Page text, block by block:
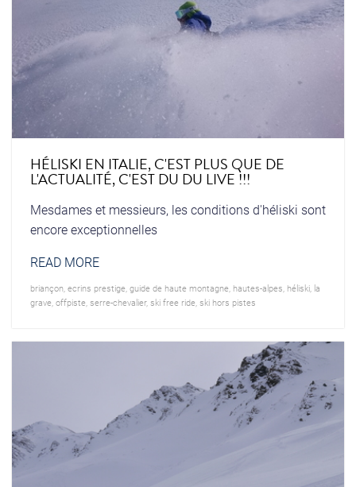
HÉLISKI EN ITALIE, C'EST PLUS QUE DE
L'ACTUALITÉ, C'EST DU DU LIVE !!!
Mesdames et messieurs, les conditions d'héliski sont
encore exceptionnelles
READ MORE
briançon ecrins prestige, guide de haute montagne, hautes-alpes héliski, la
grave, offpiste, serre-chevalier, ski free ride, ski hors pistes